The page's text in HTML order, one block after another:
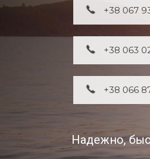
+38 067
+38 063
+38 066
Надежно,